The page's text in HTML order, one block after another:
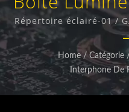
De Produits
| Gainwise
Répertoire éclairé-01 /
exportateur
développement et la
fixes, d'interphones
Home / Catégorie
Interphone De